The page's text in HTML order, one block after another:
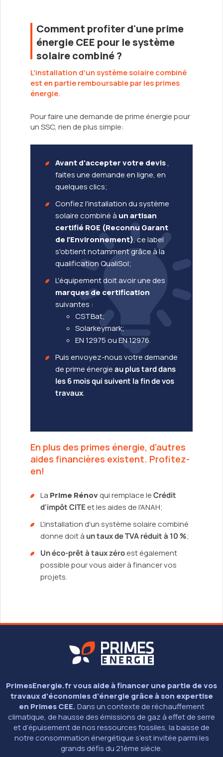
Comment profiter d'une prime
énergie CEE pour le système
solaire combiné ?
L'installation d'un système solaire combiné
est en partie remboursable par les primes
énergie.
Pour faire une demande de prime énergie pour
un SSC, rien de plus simple:
Avant d'accepter votre devis,
faites une demande en ligne, en
quelques clics;
Confiez l'installation du système
solaire combiné à un artisan
certifié RGE (Reconnu Garant
de l'Environnement), ce label
s'obtient notamment grâce à la
qualification QualiSol;
L'équipement doit avoir une des
marques de certification
suivantes :
CSTBat;
Solarkeymark;
EN 12975 ou EN 12976.
Puis envoyez-nous votre demande
de prime énergieau plus tard dans
les 6 mois qui suivent la fin de vos
travaux.
En plus des primes énergie, d'autres
aides financières existent. Profitez-
en!
La Prime Rénov qui remplace leCrédit
d'impôt CITEet les aides de l'ANAH;
L'installation d'un système solaire combiné
donne doit à un taux de TVA réduit à 10 %;
Un éco-prêt à taux zéroest également
possible pour vous aider à financer vos
projets.
PrimesEnergie.fr vous aide à financer une partie de vos
travaux d’économies d’énergie grâce à son expertise
en Primes CEE.Dans un contexte de réchauffement
climatique, de hausse des émissions de gaz à effet de serre
et d’épuisement de nos ressources fossiles, la baisse de
notre consommation énergétique s’est invitée parmi les
grands défis du 21ème siècle.